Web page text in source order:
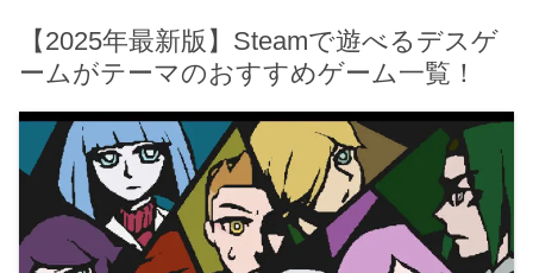
【2025年最新版】Steamで遊べるデスゲ
ームがテーマのおすすめゲーム一覧！